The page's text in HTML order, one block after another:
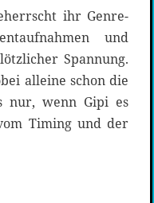
ihr Genre-
und
Spannung.
alleine schon die
nur, wenn Gipi es
Timing und der